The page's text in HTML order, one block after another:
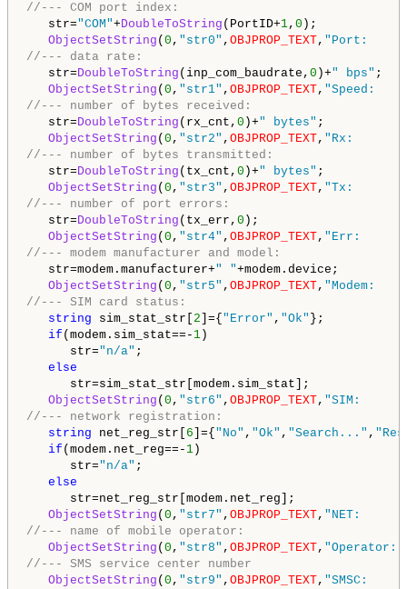
//--- COM port index:
str="COM"+DoubleToString (PortID+1, 0 );
ObjectSetString ( 0 , "str0" , OBJPROP_TEXT, "Port:
//--- data rate:
str=DoubleToString (inp_com_baudrate, 0 )+" bps" ;
ObjectSetString ( 0 , "str1" , OBJPROP_TEXT, "Speed:
//--- number of bytes received:
str=DoubleToString (rx_cnt, 0 )+" bytes" ;
ObjectSetString ( 0 , "str2" , OBJPROP_TEXT, "Rx:
//--- number of bytes transmitted:
str=DoubleToString (tx_cnt, 0 )+" bytes" ;
ObjectSetString ( 0 , "str3" , OBJPROP_TEXT, "Tx:
//--- number of port errors:
str=DoubleToString (tx_err, 0 );
ObjectSetString ( 0 , "str4" , OBJPROP_TEXT, "Err:
//--- modem manufacturer and model:
str=modem.manufacturer+" "+modem.device;
ObjectSetString ( 0 , "str5" , OBJPROP_TEXT, "Modem:
//--- SIM card status:
string sim_stat_str[ 2 ]={ "Error" , "Ok" };
if (modem.sim_stat==- 1 )
str="n/a" ;
else
str=sim_stat_str[modem.sim_stat];
ObjectSetString ( 0 , "str6" , OBJPROP_TEXT, "SIM:
//--- network registration:
string net_reg_str[ 6 ]={ "No" , "Ok" , "Search..." ,
if (modem.net_reg==- 1 )
str="n/a" ;
else
str=net_reg_str[modem.net_reg];
ObjectSetString ( 0 , "str7" , OBJPROP_TEXT, "NET:
//--- name of mobile operator:
ObjectSetString ( 0 , "str8" , OBJPROP_TEXT, "Operator:
//--- SMS service center number
ObjectSetString ( 0 , "str9" , OBJPROP_TEXT, "SMSC: